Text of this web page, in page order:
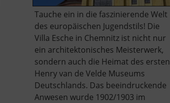
Tauche ein in die faszinierende Welt
des europäischen Jugendstils! Die
Villa Esche in Chemnitz ist nicht nur
ein architektonisches Meisterwerk,
sondern auch die Heimat des ersten
Henry van de Velde Museums
Deutschlands. Das beeindruckende
Anwesen wurde 1902/1903 im